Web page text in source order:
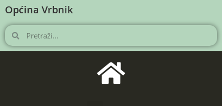
Općina Vrbnik